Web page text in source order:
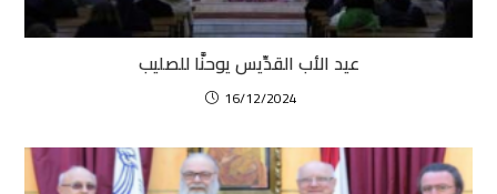
عيد الأب القدِّيس يوحنَّا للصليب
16/12/2024